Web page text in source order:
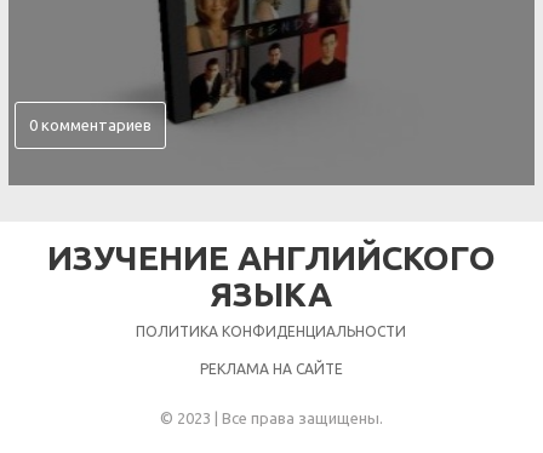
0 комментариев
ИЗУЧЕНИЕ АНГЛИЙСКОГО
ЯЗЫКА
ПОЛИТИКА КОНФИДЕНЦИАЛЬНОСТИ
РЕКЛАМА НА САЙТЕ
© 2023 | Все права защищены.